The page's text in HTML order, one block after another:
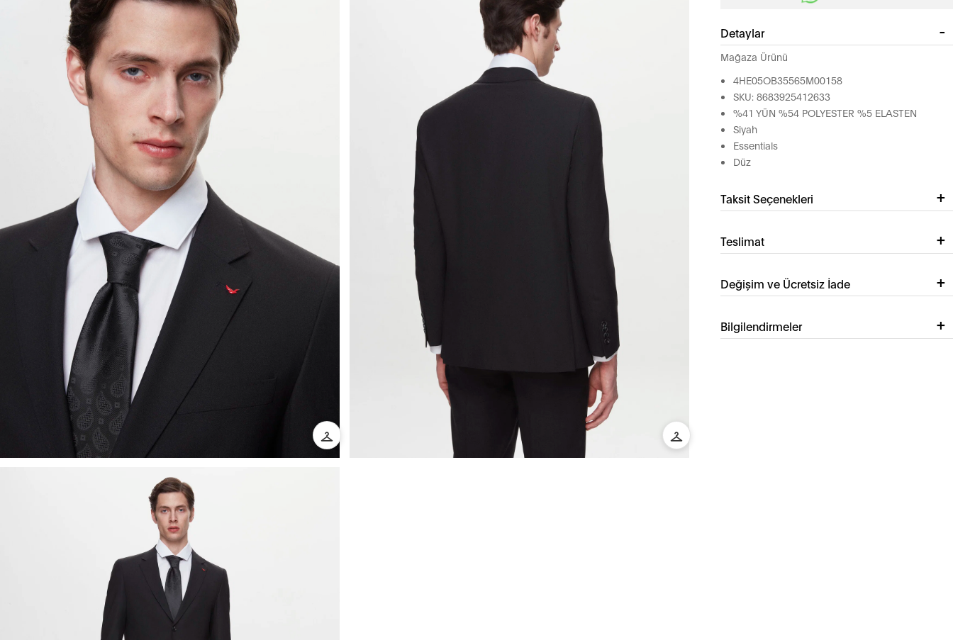
Detaylar
Mağaza Ürünü
4HE05OB35565M00158
SKU: 8683925412633
%41 YÜN %54 POLYESTER %5 ELASTEN
Siyah
Essentials
Düz
Taksit Seçenekleri
Teslimat
Değişim ve Ücretsiz İade
Bilgilendirmeler